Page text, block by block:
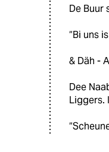
De Buur
“Bi uns
& Däh -
Dee
Liggers.